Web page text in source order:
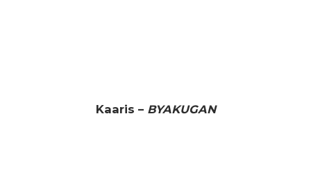
Kaaris – BYAKUGAN